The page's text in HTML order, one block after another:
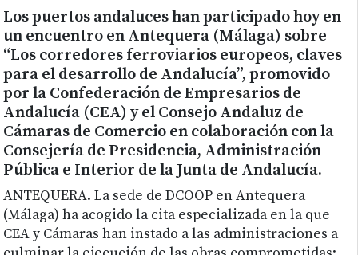
Los puertos andaluces han participado hoy en
un encuentro en Antequera (Málaga) sobre
“Los corredores ferroviarios europeos, claves
para el desarrollo de Andalucía”, promovido
por la Confederación de Empresarios de
Andalucía (CEA) y el Consejo Andaluz de
Cámaras de Comercio en colaboración con la
Consejería de Presidencia, Administración
Pública e Interior de la Junta de Andalucía.
ANTEQUERA. La sede de DCOOP en Antequera
(Málaga) ha acogido la cita especializada en la que
CEA y Cámaras han instado a las administraciones a